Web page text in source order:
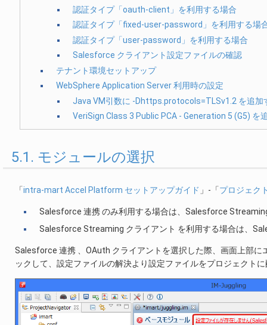
認証タイプ「oauth-client」を利用する場合
認証タイプ「fixed-user-password」を利用する場
認証タイプ「user-password」を利用する場合
Salesforce クライアント設定ファイルの確認
テナント環境セットアップ
WebSphere Application Server 利用時の設定
Java VM引数に -Dhttps.protocols=TLSv1.2 を追加
VeriSign Class 3 Public PCA - Generation 5 (G5) を
5.1. モジュールの選択
「intra-mart Accel Platform セットアップガイド 」-「プロジェク
Salesforce 連携 のみ利用する場合は、Salesforce
Salesforce Streaming クライアント を利用する場合は、
Salesforce 連携 、OAuth クライアントを選択した際、画面上部
ックして、設定ファイルの解決より設定ファイルをプロジェクト